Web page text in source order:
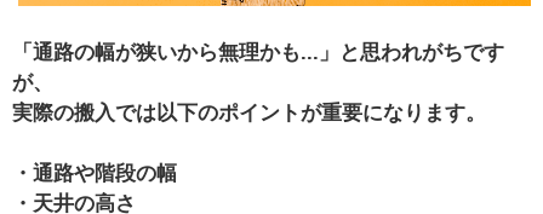
「通路の幅が狭いから無理かも...」と思われがちです
が、
実際の搬入では以下のポイントが重要になります。
・通路や階段の幅
・天井の高さ